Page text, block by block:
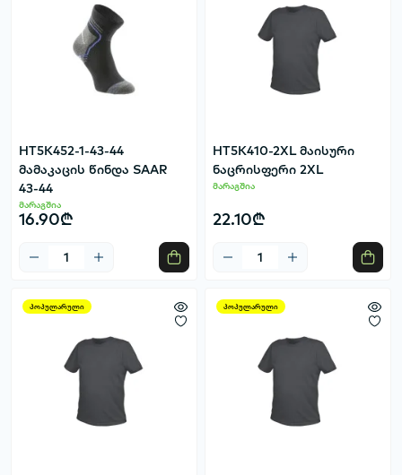
HT5K452-1-43-44
მამაკაცის წინდა SAAR
43-44
მარაგშია
16.90₾
HT5K410-2XL მაისური
ნაცრისფერი 2XL
მარაგშია
22.10₾
პოპულარული პოპულარული